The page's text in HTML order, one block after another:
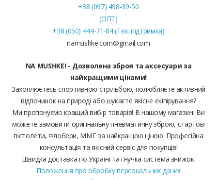
+38 (097) 498-39-50
(ОПТ)
+38 (050) 444-71-84 (Тех. підтримка)
namushke.com@gmail.com
NA MUSHKE! - Дозволена зброя та аксесуари за
найкращими цінами!
Захоплюєтесь спортивною стрільбою, полюбляєте активний
відпочинок на природі або шукаєте якісне екіпірування?
Ми пропонуємо кращий вибір товарів! В нашому магазині Ви
можете замовити оригінальну пневматичну зброю, стартові
пістолети, Флобери, ММГ за найкращою ціною. Професійна
консультація та якісний сервіс для покупців!
Швидка доставка по Україні та гнучка система знижок.
Положення про обробку персональних даних